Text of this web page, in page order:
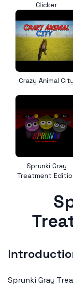
Clicker
Crazy Animal City
Sprunki Gray
Treatment
Sprunki Gray